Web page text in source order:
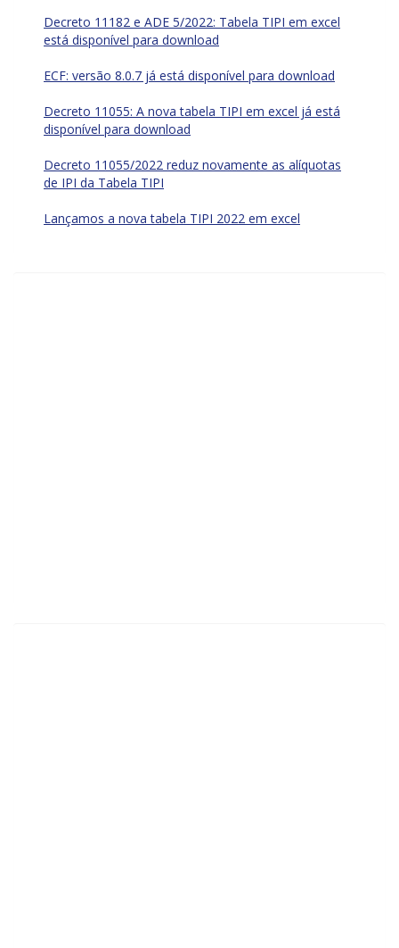
Decreto 11182 e ADE 5/2022: Tabela TIPI em excel
está disponível para download
ECF: versão 8.0.7 já está disponível para download
Decreto 11055: A nova tabela TIPI em excel já está
disponível para download
Decreto 11055/2022 reduz novamente as alíquotas
de IPI da Tabela TIPI
Lançamos a nova tabela TIPI 2022 em excel